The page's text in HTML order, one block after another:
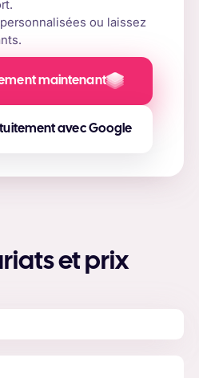
ou laissez
maintenant
avec Google
et prix